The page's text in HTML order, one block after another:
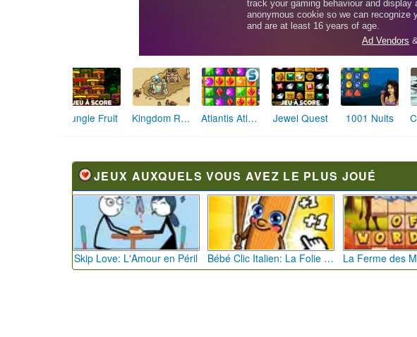
Jungle Fruit Kingdom Rush Frontiers Atlantis Atlantis Jewel Quest 1001 Nuits
JEUX AUXQUELS VOUS AVEZ LE PLUS JOUÉ
Skip Love: L'Amour en Péril Bébé Clic Italien: La Folie des Petits Bambins